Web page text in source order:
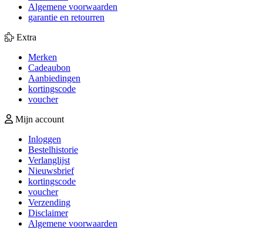
Algemene voorwaarden
garantie en retourren
Extra
Merken
Cadeaubon
Aanbiedingen
kortingscode
voucher
Mijn account
Inloggen
Bestelhistorie
Verlanglijst
Nieuwsbrief
kortingscode
voucher
Verzending
Disclaimer
Algemene voorwaarden